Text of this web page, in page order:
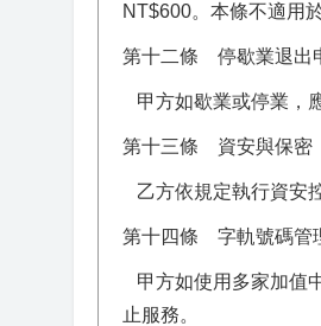
NT$600。本條不適用
第十二條 停歇業退出
甲方如歇業或停業，
第十三條 資安與保密
乙方依規定執行資安
第十四條 字軌號碼管
甲方如使用多家加值
止服務。